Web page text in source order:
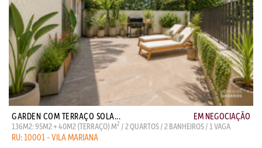
GARDEN COM TERRAÇO SOLA... EM NEGOCIAÇÃO
136M2: 95M2 + 40M2 (TERRAÇO) M2 / 2 QUARTOS / 2 BANHEIROS / 1 VAGA
RU: 10001 - VILA MARIANA